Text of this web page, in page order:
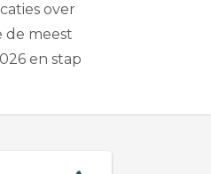
over
de meest
en stap